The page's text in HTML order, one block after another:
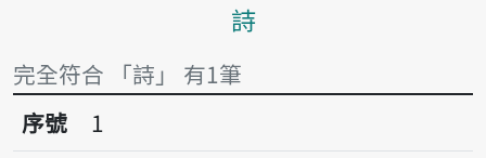
主內容區塊
詩
完全符合 「詩」 有1筆
序號1詩
序號
1